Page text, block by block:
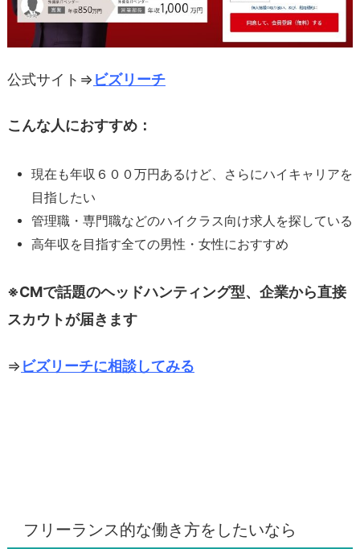
公式サイト⇒ ビズリーチ
こんな人におすすめ：
現在も年収６００万円あるけど、さらにハイキャリアを
目指したい
管理職・専門職などのハイクラス向け求人を探している
高年収を目指す全ての男性・女性におすすめ
※CMで話題のヘッドハンティング型、企業から直接
スカウトが届きます
⇒ ビズリーチに相談してみる
フリーランス的な働き方をしたいなら